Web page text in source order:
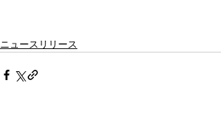
ニュースリリース